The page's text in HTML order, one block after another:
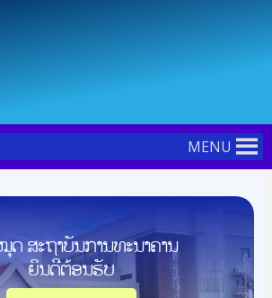
MENU
ສະຖາບັນການທະນາຄານ
ຍິນດີຕ້ອນຮັບ